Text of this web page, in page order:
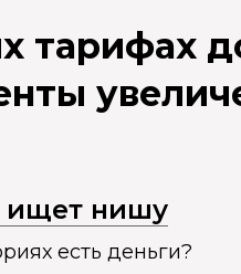
тарифах
ищет нишу
есть деньги?